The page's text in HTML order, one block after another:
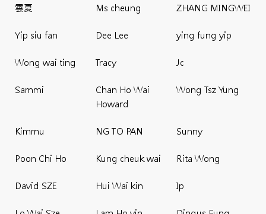
雲夏 Ms cheung ZHANG MINGWEI
Yip siu fan Dee Lee ying fung yip
Wong wai ting Tracy Jc
Sammi
Chan Ho Wai
Howard
Wong Tsz Yung
Kimmu NG TO PAN Sunny
Poon Chi Ho Kung cheuk wai Rita Wong
David SZE Hui Wai kin Ip